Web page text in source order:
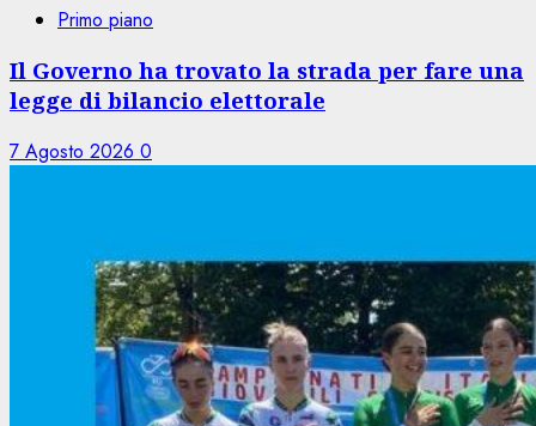
Primo piano
Il Governo ha trovato la strada per fare una
legge di bilancio elettorale
7 Agosto 2026 0